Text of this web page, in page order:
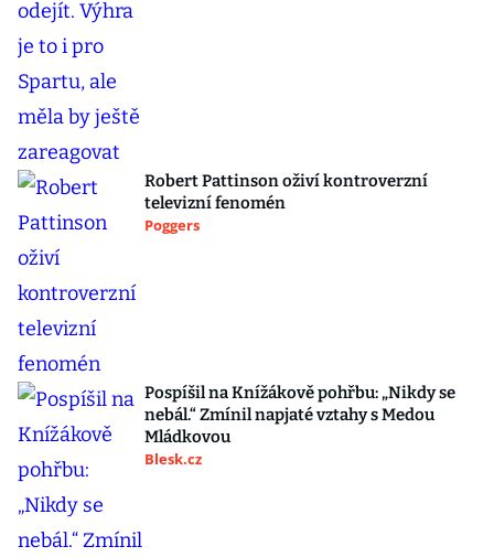
Robert Pattinson oživí kontroverzní
televizní fenomén
Poggers
Pospíšil na Knížákově pohřbu: „Nikdy se
nebál.“ Zmínil napjaté vztahy s Medou
Mládkovou
Blesk.cz